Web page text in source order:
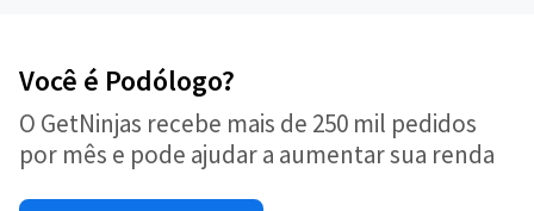
Você é Podólogo?
O GetNinjas recebe mais de 250 mil pedidos
por mês e pode ajudar a aumentar sua renda